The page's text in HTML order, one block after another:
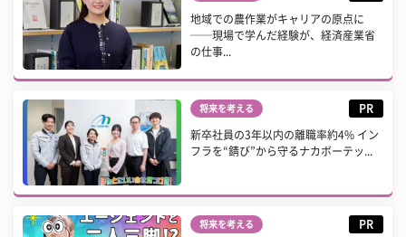
地域での農作業がキャリアの原点に
──現場で学んだ経験が、経済産業省
の仕事...
将来を考える PR
新卒社員の3年以内の離職率約4% イン
フラを“錆び”から守るナカボーテッ...
将来を考える PR